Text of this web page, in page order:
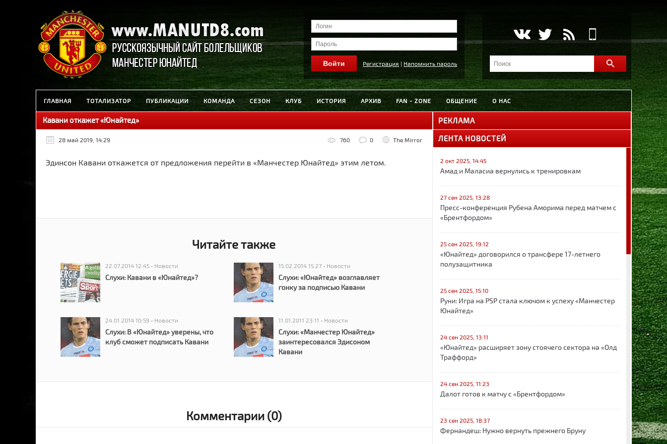
Регистрация | Напомнить пароль
ГЛАВНАЯ ТОТАЛИЗАТОР ПУБЛИКАЦИИ КОМАНДА СЕЗОН КЛУБ ИСТОРИЯ АРХИВ FAN - ZONE ОБЩЕНИЕ О НАС
Кавани откажет «Юнайтед»
28 май 2019, 14:29 760 0 The Mirror
Эдинсон Кавани откажется от предложения перейти в «Манчестер Юнайтед» этим летом.
Читайте также
22.07.2014 12:45 • Новости
Слухи: Кавани в «Юнайтед»?
15.02.2014 15:27 • Новости
Слухи: «Юнайтед» возглавляет
гонку за подписью Кавани
24.01.2014 10:59 • Новости
Слухи: В «Юнайтед» уверены, что
клуб сможет подписать Кавани
11.01.2011 23:11 • Новости
Слухи: «Манчестер Юнайтед»
заинтересовался Эдисоном
Кавани
Комментарии (0)
РЕКЛАМА
ЛЕНТА НОВОСТЕЙ
2 окт 2025, 14:45
Амад и Маласиа вернулись к тренировкам
27 сен 2025, 13:28
Пресс-конференция Рубена Аморима перед матчем с
«Брентфордом»
25 сен 2025, 19:12
«Юнайтед» договорился о трансфере 17-летнего
полузащитника
25 сен 2025, 15:10
Руни: Игра на PSP стала ключом к успеху «Манчестер
Юнайтед»
24 сен 2025, 13:11
«Юнайтед» расширяет зону стоячего сектора на «Олд
Траффорд»
24 сен 2025, 11:23
Далот готов к матчу с «Брентфордом»
23 сен 2025, 18:37
Фернандеш: Нужно вернуть прежнего Бруну